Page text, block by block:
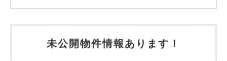
未公開物件情報あります！